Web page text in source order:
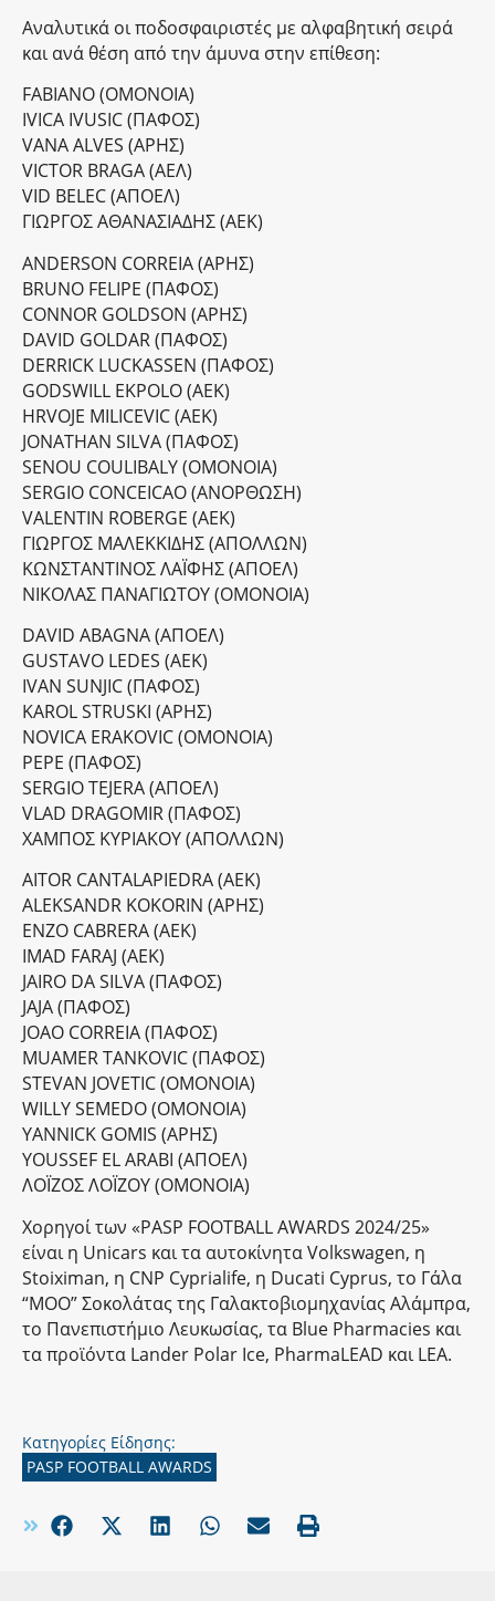
Αναλυτικά οι ποδοσφαιριστές με αλφαβητική σειρά
και ανά θέση από την άμυνα στην επίθεση:
FABIANO (ΟΜΟΝΟΙΑ)
IVICA IVUSIC (ΠΑΦΟΣ)
VANA ALVES (ΑΡΗΣ)
VICTOR BRAGA (ΑΕΛ)
VID BELEC (ΑΠΟΕΛ)
ΓΙΩΡΓΟΣ ΑΘΑΝΑΣΙΑΔΗΣ (ΑΕΚ)
ANDERSON CORREIA (ΑΡΗΣ)
BRUNO FELIPE (ΠΑΦΟΣ)
CONNOR GOLDSON (ΑΡΗΣ)
DAVID GOLDAR (ΠΑΦΟΣ)
DERRICK LUCKASSEN (ΠΑΦΟΣ)
GODSWILL EKPOLO (ΑΕΚ)
HRVOJE MILICEVIC (ΑΕΚ)
JONATHAN SILVA (ΠΑΦΟΣ)
SENOU COULIBALY (ΟΜΟΝΟΙΑ)
SERGIO CONCEICAO (ΑΝΟΡΘΩΣΗ)
VALENTIN ROBERGE (ΑΕΚ)
ΓΙΩΡΓΟΣ ΜΑΛΕΚΚΙΔΗΣ (ΑΠΟΛΛΩΝ)
ΚΩΝΣΤΑΝΤΙΝΟΣ ΛΑΪΦΗΣ (ΑΠΟΕΛ)
ΝΙΚΟΛΑΣ ΠΑΝΑΓΙΩΤΟΥ (ΟΜΟΝΟΙΑ)
DAVID ABAGNA (ΑΠΟΕΛ)
GUSTAVO LEDES (ΑΕΚ)
IVAN SUNJIC (ΠΑΦΟΣ)
KAROL STRUSKI (ΑΡΗΣ)
NOVICA ERAKOVIC (ΟΜΟΝΟΙΑ)
PEPE (ΠΑΦΟΣ)
SERGIO TEJERA (ΑΠΟΕΛ)
VLAD DRAGOMIR (ΠΑΦΟΣ)
ΧΑΜΠΟΣ ΚΥΡΙΑΚΟΥ (ΑΠΟΛΛΩΝ)
AITOR CANTALAPIEDRA (ΑΕΚ)
ALEKSANDR KOKORIN (ΑΡΗΣ)
ENZO CABRERA (ΑΕΚ)
IMAD FARAJ (ΑΕΚ)
JAIRO DA SILVA (ΠΑΦΟΣ)
JAJA (ΠΑΦΟΣ)
JOAO CORREIA (ΠΑΦΟΣ)
MUAMER TANKOVIC (ΠΑΦΟΣ)
STEVAN JOVETIC (ΟΜΟΝΟΙΑ)
WILLY SEMEDO (ΟΜΟΝΟΙΑ)
YANNICK GOMIS (ΑΡΗΣ)
YOUSSEF EL ARABI (ΑΠΟΕΛ)
ΛΟΪΖΟΣ ΛΟΪΖΟΥ (ΟΜΟΝΟΙΑ)
Χορηγοί των «PASP FOOTBALL AWARDS 2024/25»
είναι η Unicars και τα αυτοκίνητα Volkswagen, η
Stoiximan, η CNP Cyprialife, η Ducati Cyprus, το Γάλα
“MOO” Σοκολάτας της Γαλακτοβιομηχανίας Αλάμπρα,
το Πανεπιστήμιο Λευκωσίας, τα Blue Pharmacies και
τα προϊόντα Lander Polar Ice, PharmaLEAD και LEA.
Κατηγορίες Είδησης:
PASP FOOTBALL AWARDS